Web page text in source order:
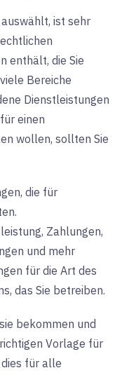
ist sehr
enthält, die Sie
Bereiche
Dienstleistungen
einen
wollen, sollten Sie
die für
Zahlungen,
und mehr
für die Art des
das Sie betreiben.
bekommen und
Vorlage für
für alle